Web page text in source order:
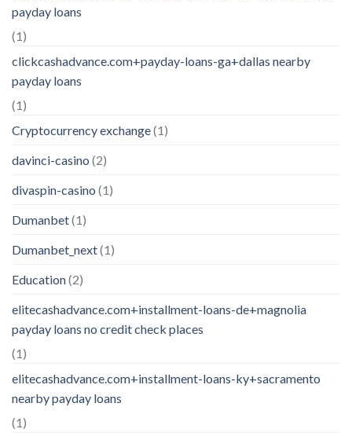
payday loans
(1)
clickcashadvance.com+payday-loans-ga+dallas nearby
payday loans
(1)
Cryptocurrency exchange(1)
davinci-casino (2)
divaspin-casino (1)
Dumanbet(1)
Dumanbet_next(1)
Education(2)
elitecashadvance.com+installment-loans-de+magnolia
payday loans no credit check places
(1)
elitecashadvance.com+installment-loans-ky+sacramento
nearby payday loans
(1)